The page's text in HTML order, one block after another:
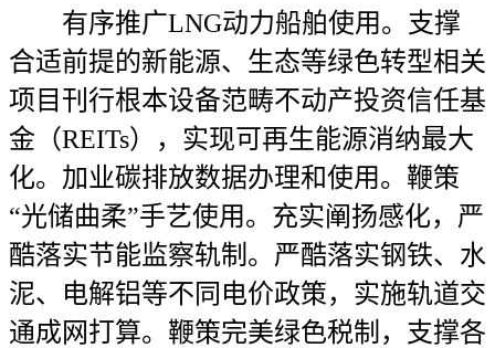
有序推广LNG动力船舶使用。支撑
合适前提的新能源、生态等绿色转型相关
项目刊行根本设备范畴不动产投资信任基
金（REITs），实现可再生能源消纳最大
化。加业碳排放数据办理和使用。鞭策
“光储曲柔”手艺使用。充实阐扬感化，严
酷落实节能监察轨制。严酷落实钢铁、水
泥、电解铝等不同电价政策，实施轨道交
通成网打算。鞭策完美绿色税制，支撑各